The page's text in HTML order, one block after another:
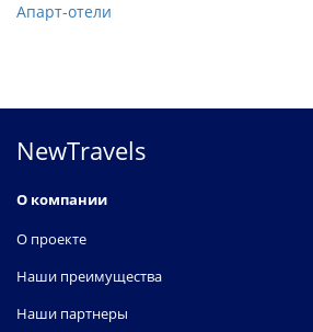
Апарт-отели
NewTravels
О компании
О проекте
Наши преимущества
Наши партнеры